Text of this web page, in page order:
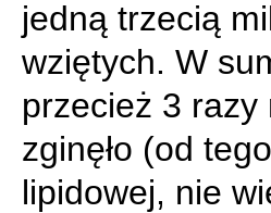
jedną trzecią
wziętych. W
przecież 3 razy
zginęło (od
lipidowej, nie